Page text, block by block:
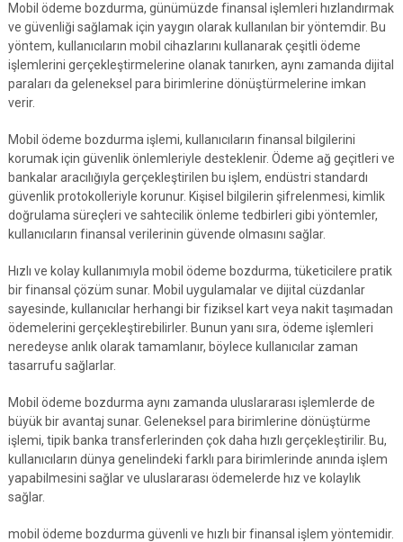
Mobil ödeme bozdurma, günümüzde finansal işlemleri hızlandırmak
ve güvenliği sağlamak için yaygın olarak kullanılan bir yöntemdir. Bu
yöntem, kullanıcıların mobil cihazlarını kullanarak çeşitli ödeme
işlemlerini gerçekleştirmelerine olanak tanırken, aynı zamanda dijital
paraları da geleneksel para birimlerine dönüştürmelerine imkan
verir.
Mobil ödeme bozdurma işlemi, kullanıcıların finansal bilgilerini
korumak için güvenlik önlemleriyle desteklenir. Ödeme ağ geçitleri ve
bankalar aracılığıyla gerçekleştirilen bu işlem, endüstri standardı
güvenlik protokolleriyle korunur. Kişisel bilgilerin şifrelenmesi, kimlik
doğrulama süreçleri ve sahtecilik önleme tedbirleri gibi yöntemler,
kullanıcıların finansal verilerinin güvende olmasını sağlar.
Hızlı ve kolay kullanımıyla mobil ödeme bozdurma, tüketicilere pratik
bir finansal çözüm sunar. Mobil uygulamalar ve dijital cüzdanlar
sayesinde, kullanıcılar herhangi bir fiziksel kart veya nakit taşımadan
ödemelerini gerçekleştirebilirler. Bunun yanı sıra, ödeme işlemleri
neredeyse anlık olarak tamamlanır, böylece kullanıcılar zaman
tasarrufu sağlarlar.
Mobil ödeme bozdurma aynı zamanda uluslararası işlemlerde de
büyük bir avantaj sunar. Geleneksel para birimlerine dönüştürme
işlemi, tipik banka transferlerinden çok daha hızlı gerçekleştirilir. Bu,
kullanıcıların dünya genelindeki farklı para birimlerinde anında işlem
yapabilmesini sağlar ve uluslararası ödemelerde hız ve kolaylık
sağlar.
mobil ödeme bozdurma güvenli ve hızlı bir finansal işlem yöntemidir.